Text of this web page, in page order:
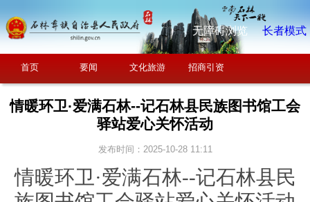
无障碍浏览 长者模式
首页 要闻 文化旅游 招商引资
情暖环卫·爱满石林--记石林县民族图书馆工会
驿站爱心关怀活动
发布时间：2025-10-28 11:11
情暖环卫 ·爱满石林--记石林县民